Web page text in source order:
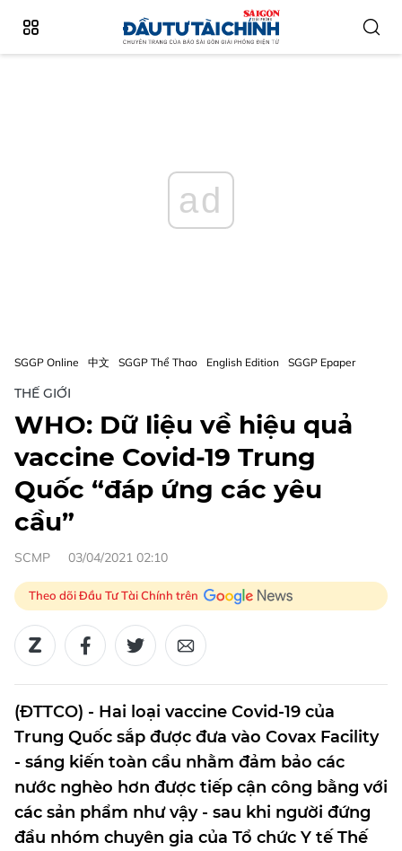
ad
SGGP Online 中文 SGGP Thể Thao English Edition SGGP Epaper
THẾ GIỚI
WHO: Dữ liệu về hiệu quả
vaccine Covid-19 Trung
Quốc “đáp ứng các yêu
cầu”
SCMP 03/04/2021 02:10
Theo dõi Đầu Tư Tài Chính trên
(ĐTTCO) - Hai loại vaccine Covid-19 của
Trung Quốc sắp được đưa vào Covax Facility
- sáng kiến toàn cầu nhằm đảm bảo các
nước nghèo hơn được tiếp cận công bằng với
các sản phẩm như vậy - sau khi người đứng
đầu nhóm chuyên gia của Tổ chức Y tế Thế